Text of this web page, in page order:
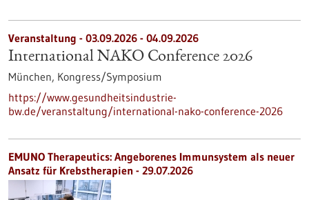
Veranstaltung - 03.09.2026 - 04.09.2026
International NAKO Conference 2026
München, Kongress/Symposium
https://www.gesundheitsindustrie-
bw.de/veranstaltung/international-nako-conference-2026
EMUNO Therapeutics: Angeborenes Immunsystem als neuer
Ansatz für Krebstherapien - 29.07.2026